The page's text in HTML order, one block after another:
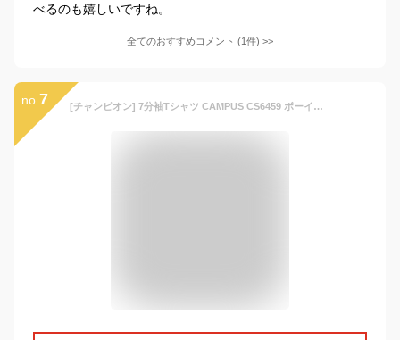
べるのも嬉しいですね。
全てのおすすめコメント (1件) >
no. 7 [チャンピオン] 7分袖Tシャツ CAMPUS CS6459 ボーイズ オフホワイト 日本 100 (日本サイズ100 相当)